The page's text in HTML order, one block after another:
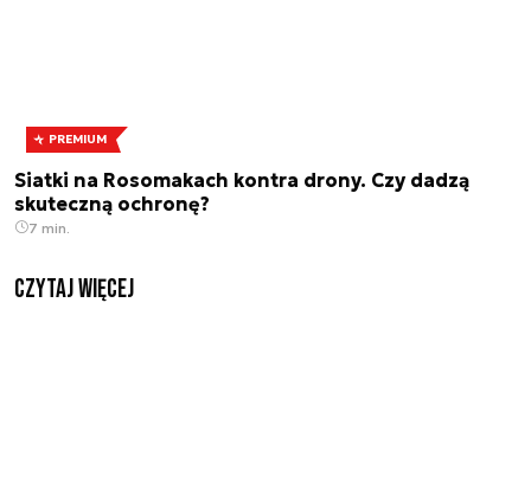
PREMIUM
Siatki na Rosomakach kontra drony. Czy dadzą
skuteczną ochronę?
7 min.
czytaj więcej